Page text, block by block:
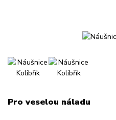
Pro veselou náladu